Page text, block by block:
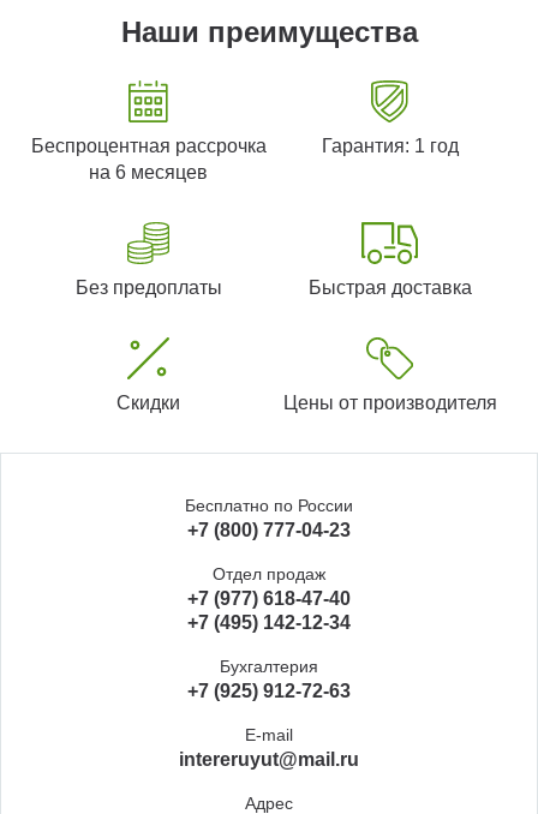
Наши преимущества
Беспроцентная рассрочка
на 6 месяцев
Гарантия: 1 год
Без предоплаты Быстрая доставка
Скидки Цены от производителя
Бесплатно по России
+7 (800) 777-04-23
Отдел продаж
+7 (977) 618-47-40
+7 (495) 142-12-34
Бухгалтерия
+7 (925) 912-72-63
E-mail
intereruyut@mail.ru
Адрес